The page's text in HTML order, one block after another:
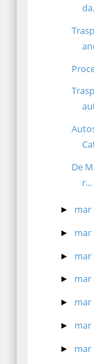
De
r...
► mar
► mar
► mar
► mar
► mar
► mar
► mar